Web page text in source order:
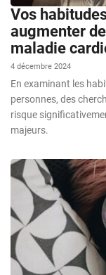
Vos
augmenter
maladie
4 décembre 2024
En examinant les
personnes, des
risque
majeurs.